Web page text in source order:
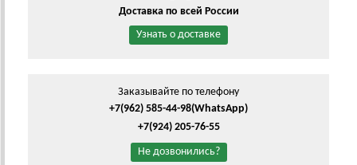
Доставка по всей России
Узнать о доставке
Заказывайте по телефону
+7(962) 585-44-98(WhatsApp)
+7(924) 205-76-55
Не дозвонились?